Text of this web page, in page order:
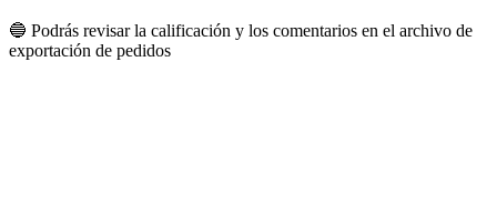
🔵 Podrás revisar la calificación y los comentarios en el archivo de
exportación de pedidos